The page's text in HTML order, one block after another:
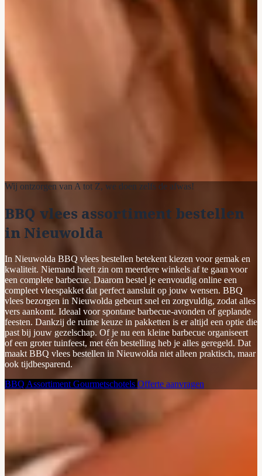
Wij ontzorgen van A tot Z, we doen zelfs de afwas!
BBQ vlees assortiment bestellen
in Nieuwolda
In Nieuwolda BBQ vlees bestellen betekent kiezen voor gemak en
kwaliteit. Niemand heeft zin om meerdere winkels af te gaan voor
een complete barbecue. Daarom bestel je eenvoudig online een
compleet vleespakket dat perfect aansluit op jouw wensen. BBQ
vlees bezorgen in Nieuwolda gebeurt snel en zorgvuldig, zodat alles
vers aankomt. Ideaal voor spontane barbecue-avonden of geplande
feesten. Dankzij de ruime keuze in pakketten is er altijd een optie die
past bij jouw gezelschap. Of je nu een kleine barbecue organiseert
of een groter tuinfeest, met één bestelling heb je alles geregeld. Dat
maakt BBQ vlees bestellen in Nieuwolda niet alleen praktisch, maar
ook tijdbesparend.
BBQ Assortiment Gourmetschotels Offerte aanvragen